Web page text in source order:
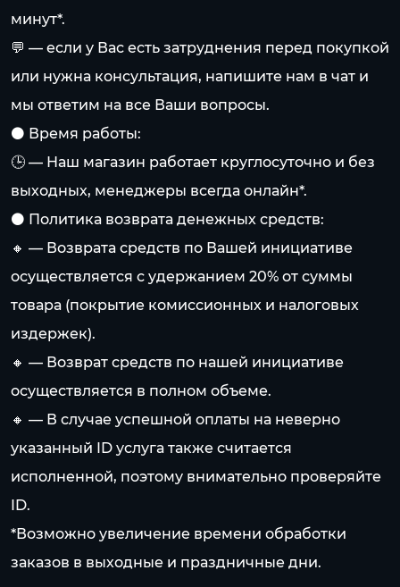
минут*.
💬 — если у Вас есть затруднения перед покупкой
или нужна консультация, напишите нам в чат и
мы ответим на все Ваши вопросы.
⚫️ Время работы:
🕒 — Наш магазин работает круглосуточно и без
выходных, менеджеры всегда онлайн*.
⚫️ Политика возврата денежных средств:
🔸 — Возврата средств по Вашей инициативе
осуществляется с удержанием 20% от суммы
товара (покрытие комиссионных и налоговых
издержек).
🔸 — Возврат средств по нашей инициативе
осуществляется в полном объеме.
🔸 — В случае успешной оплаты на неверно
указанный ID услуга также считается
исполненной, поэтому внимательно проверяйте
ID.
*Возможно увеличение времени обработки
заказов в выходные и праздничные дни.